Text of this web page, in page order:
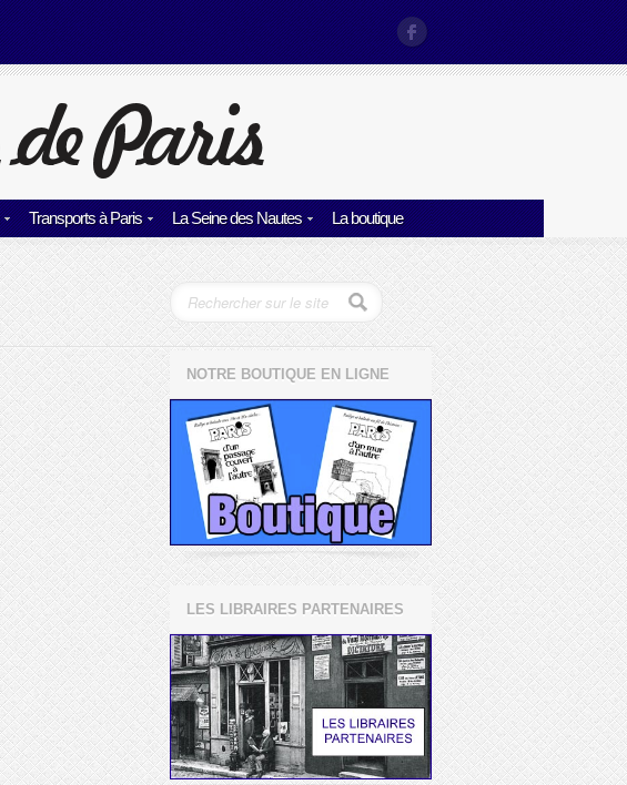
Transports à Paris La Seine des Nautes La boutique
NOTRE BOUTIQUE EN LIGNE
LES LIBRAIRES PARTENAIRES